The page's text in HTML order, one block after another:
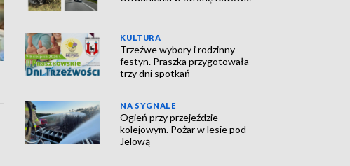
KULTURA
Trzeźwe wybory i rodzinny
festyn. Praszka przygotowała
trzy dni spotkań
NA SYGNALE
Ogień przy przejeździe
kolejowym. Pożar w lesie pod
Jelową